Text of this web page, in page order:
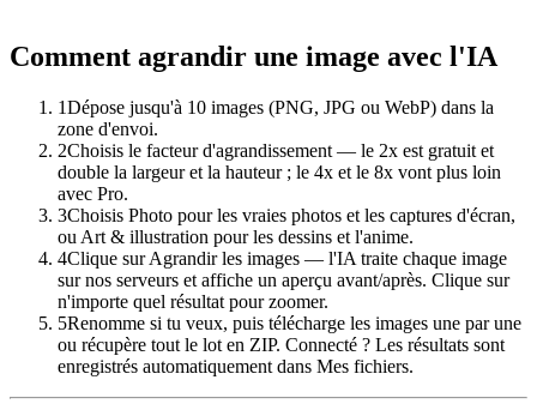
Comment agrandir une image avec l'IA
1Dépose jusqu'à 10 images (PNG, JPG ou WebP) dans la
zone d'envoi.
2Choisis le facteur d'agrandissement — le 2x est gratuit et
double la largeur et la hauteur ; le 4x et le 8x vont plus loin
avec Pro.
3Choisis Photo pour les vraies photos et les captures d'écran,
ou Art & illustration pour les dessins et l'anime.
4Clique sur Agrandir les images — l'IA traite chaque image
sur nos serveurs et affiche un aperçu avant/après. Clique sur
n'importe quel résultat pour zoomer.
5Renomme si tu veux, puis télécharge les images une par une
ou récupère tout le lot en ZIP. Connecté ? Les résultats sont
enregistrés automatiquement dans Mes fichiers.